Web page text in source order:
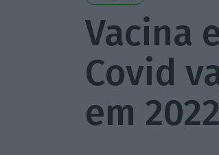
Vacina
Covid
em 2022